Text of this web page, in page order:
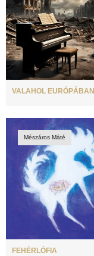
VALAHOL EURÓPÁBAN
Mészáros Máté
FEHÉRLÓFIA